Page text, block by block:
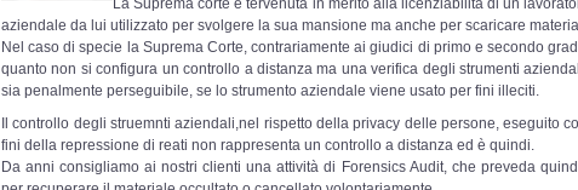
aziendale da lui utilizzato per svolgere la sua mansione ma anche per scaricare
Nel caso di specie la Suprema Corte, contrariamente ai giudici di primo e secondo
quanto non si configura un controllo a distanza ma una verifica degli strumenti
sia penalmente perseguibile, se lo strumento aziendale viene usato per fini illeciti.
Il controllo degli struemnti aziendali,nel rispetto della privacy delle persone, eseguito
fini della repressione di reati non rappresenta un controllo a distanza ed è quindi.
Da anni consigliamo ai nostri clienti una attività di Forensics Audit, che preveda